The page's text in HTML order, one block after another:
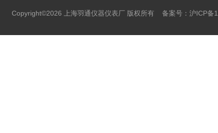
Copyright©2026 上海羽通仪器仪表厂 版权所有 备案号：沪ICP备